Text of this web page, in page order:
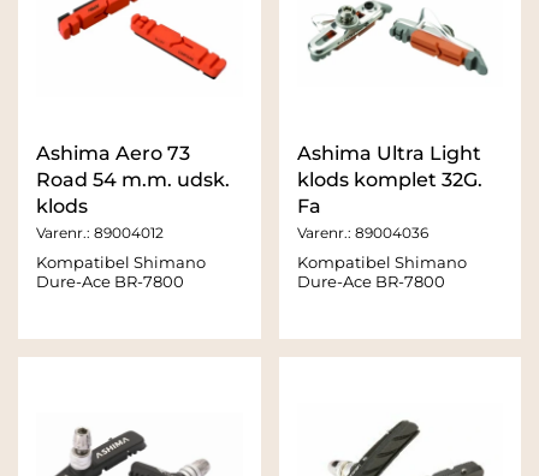
Ashima Aero 73
Road 54 m.m. udsk.
klods
Varenr.: 89004012
Kompatibel Shimano
Dure-Ace BR-7800
Ashima Ultra Light
klods komplet 32G.
Fa
Varenr.: 89004036
Kompatibel Shimano
Dure-Ace BR-7800